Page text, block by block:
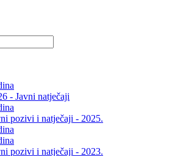
- Javni natječaji
pozivi i natječaji - 2025.
pozivi i natječaji - 2023.